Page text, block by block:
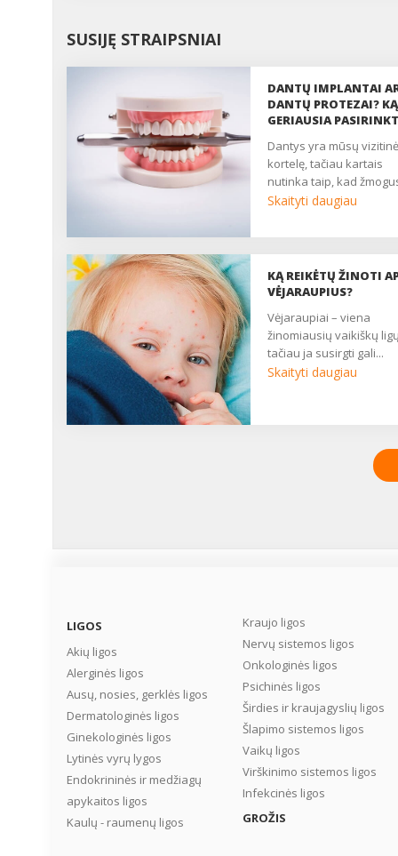
SUSIJĘ STRAIPSNIAI
DANTŲ IMPLANTAI
DANTŲ PROTEZAI? KĄ
GERIAUSIA
dantys yra mūsų vizitinė
kortelę, tačiau kartais
nutinka taip, kad
Skaityti daugiau
KĄ REIKĖTŲ ŽINOTI
VĖJARAUPIUS?
vėjaraupiai – viena
žinomiausių vaikiškų
tačiau ja susirgti gali...
Skaityti daugiau
LIGOS
Akių ligos
Alerginės ligos
Ausų, nosies, gerklės ligos
Dermatologinės ligos
Ginekologinės ligos
Lytinės vyrų lygos
Endokrininės ir medžiagų
apykaitos ligos
Kaulų - raumenų ligos
Kraujo ligos
Nervų sistemos ligos
Onkologinės ligos
Psichinės ligos
Širdies ir kraujagyslių ligos
Šlapimo sistemos ligos
Vaikų ligos
Virškinimo sistemos ligos
Infekcinės ligos
GROŽIS